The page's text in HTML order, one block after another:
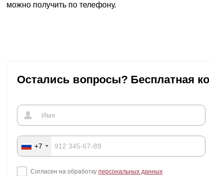
можно получить по телефону.
Остались вопросы? Бесплатная
+7
Согласен на обработку персональных данных